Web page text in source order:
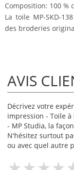
Composition: 100 %
La toile MP-SKD-
des broderies
AVIS
Décrivez votre
impression - Toile
- MP Studia, la
N'hésitez surtout
ou avec quel autre